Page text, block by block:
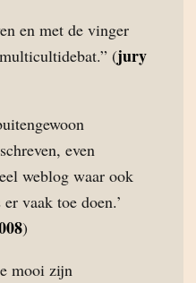
en met de vinger
(jury
even
weblog waar ook
vaak toe doen.’
)
mooi zijn